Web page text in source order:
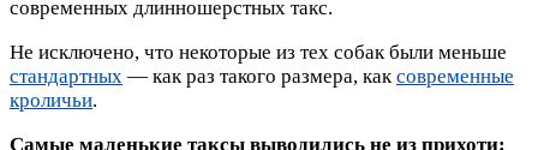
современных длинношерстных такс.
Не исключено, что некоторые из тех собак были меньше
стандартных — как раз такого размера, каксовременные
кроличьи.
Самые маленькие таксы выводились не из прихоти: